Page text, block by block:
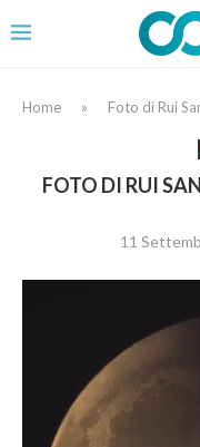
Home » Foto di Rui
FOTO DI RUI
11